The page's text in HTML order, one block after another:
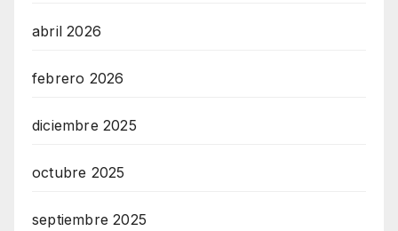
abril 2026
febrero 2026
diciembre 2025
octubre 2025
septiembre 2025